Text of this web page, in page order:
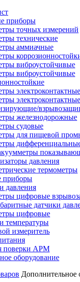
приборы
точных измерений
технические
аммиачные
виброустойчивые
виброустойчивые
железнодорожные
судовые
для пищевой
давления
термометры
приборы
давления
цифровые
датчики
цифровые
температуры
измеритель
поверки АРМ
оборудование
Дополнительное